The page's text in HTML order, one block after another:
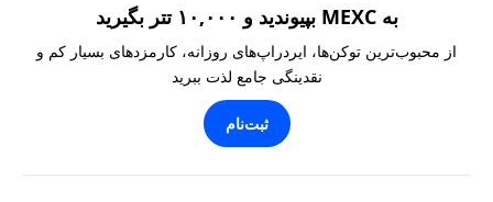
به MEXC بپیوندید و ۱۰,۰۰۰ تتر بگیرید
از محبوب‌ترین توکن‌ها، ایردراپ‌های روزانه، کارمزدهای بسیار کم و
نقدینگی جامع لذت ببرید
ثبت‌نام